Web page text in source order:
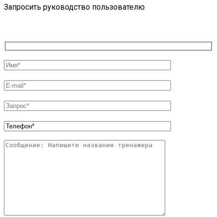
Запросить руководство пользователю